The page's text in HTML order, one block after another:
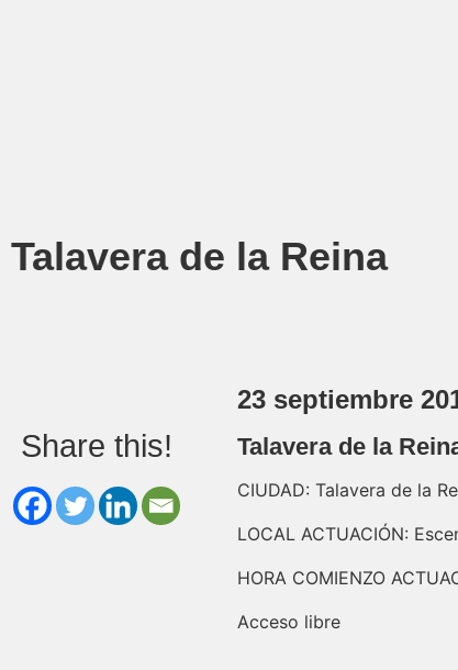
Talavera de la Reina
Share this!
23 septiembre
Talavera de la
CIUDAD: Talavera de la
LOCAL ACTUACIÓN:
HORA COMIENZO
Acceso libre